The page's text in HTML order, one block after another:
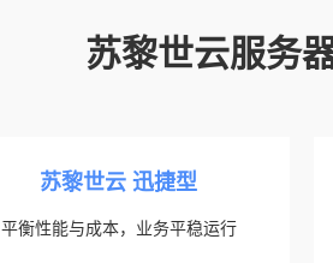
苏黎世云服务
苏黎世云 迅捷型
平衡性能与成本，业务平稳运行